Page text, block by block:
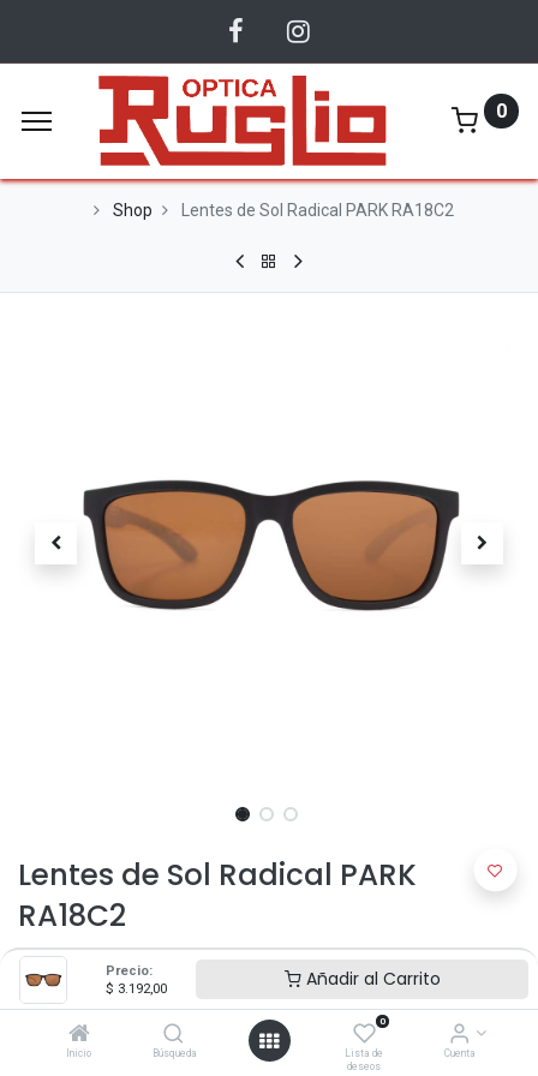
Precio:
$ 3.192,00 Añadir al Carrito
Inicio Búsqueda
0
Lista de
deseos
Cuenta
0
Shop Lentes de Sol Radical PARK RA18C2
Lentes de Sol Radical PARK
RA18C2
$3.192,00 $